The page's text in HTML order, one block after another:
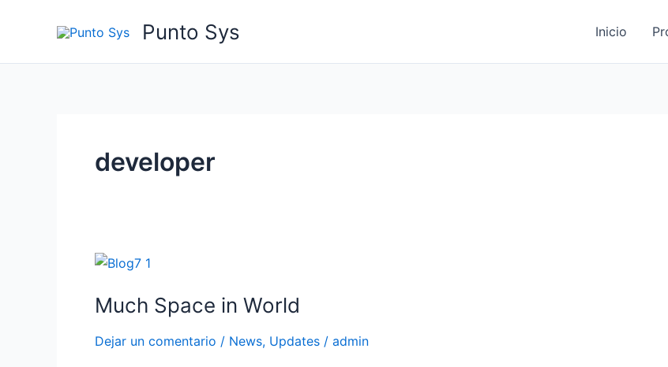
Punto Sys Inicio
developer
Much Space in World
Dejar un comentario / News, Updates / admin
Much
in